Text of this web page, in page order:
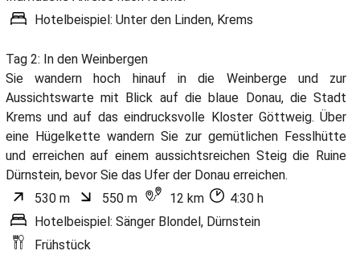
Hotelbeispiel: Unter den Linden, Krems
Tag 2: In den Weinbergen
Sie wandern hoch hinauf in die Weinberge und zur
Aussichtswarte mit Blick auf die blaue Donau, die Stadt
Krems und auf das eindrucksvolle Kloster Göttweig. Über
eine Hügelkette wandern Sie zur gemütlichen Fesslhütte
und erreichen auf einem aussichtsreichen Steig die Ruine
Dürnstein, bevor Sie das Ufer der Donau erreichen.
530 m
550 m 12 km
4:30 h
Hotelbeispiel: Sänger Blondel, Dürnstein
Frühstück